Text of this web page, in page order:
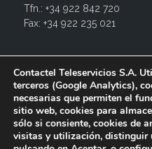
Tfn.: +34 922 842 720
Fax: +34 922 235 021
info@contactel.es
Contactel Teleservicios S.A.
terceros (Google Analytics),
necesarias que permiten el
sitio web, cookies para
sólo si consiente, cookies de
visitas y utilización, distinguir